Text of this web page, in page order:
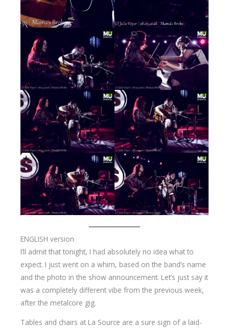
ENGLISH version
I’ll admit that tonight, I had absolutely no idea what to
expect. I just went on a whim, based on the band’s name
and the photo in the show announcement. Let’s just say it
was a completely different vibe from the previous week,
after the metalcore gig.
Tables and chairs at La Source are a sure sign of a laid-